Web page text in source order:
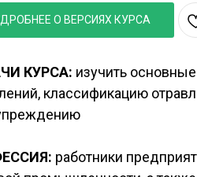
О ВЕРСИЯХ КУРСА
КУРСА: изучить
классификацию
работники